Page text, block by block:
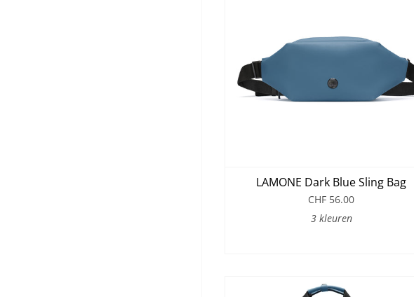
LAMONE Dark Blue Sling Bag
CHF 56.00
3 kleuren